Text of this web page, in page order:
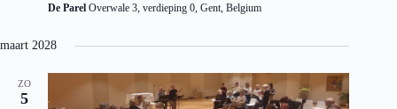
De Parel Overwale 3, verdieping 0, Gent, Belgium
maart 2028
ZO
5